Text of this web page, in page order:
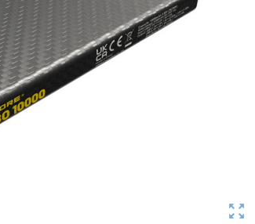
zoom_out_map